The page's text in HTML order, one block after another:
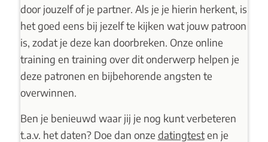
door jouzelf of je partner. Als je je hierin herkent, is
het goed eens bij jezelf te kijken wat jouw patroon
is, zodat je deze kan doorbreken. Onze online
training en training over dit onderwerp helpen je
deze patronen en bijbehorende angsten te
overwinnen.
Ben je benieuwd waar jij je nog kunt verbeteren
t.a.v. het daten? Doe dan onze datingtesten je